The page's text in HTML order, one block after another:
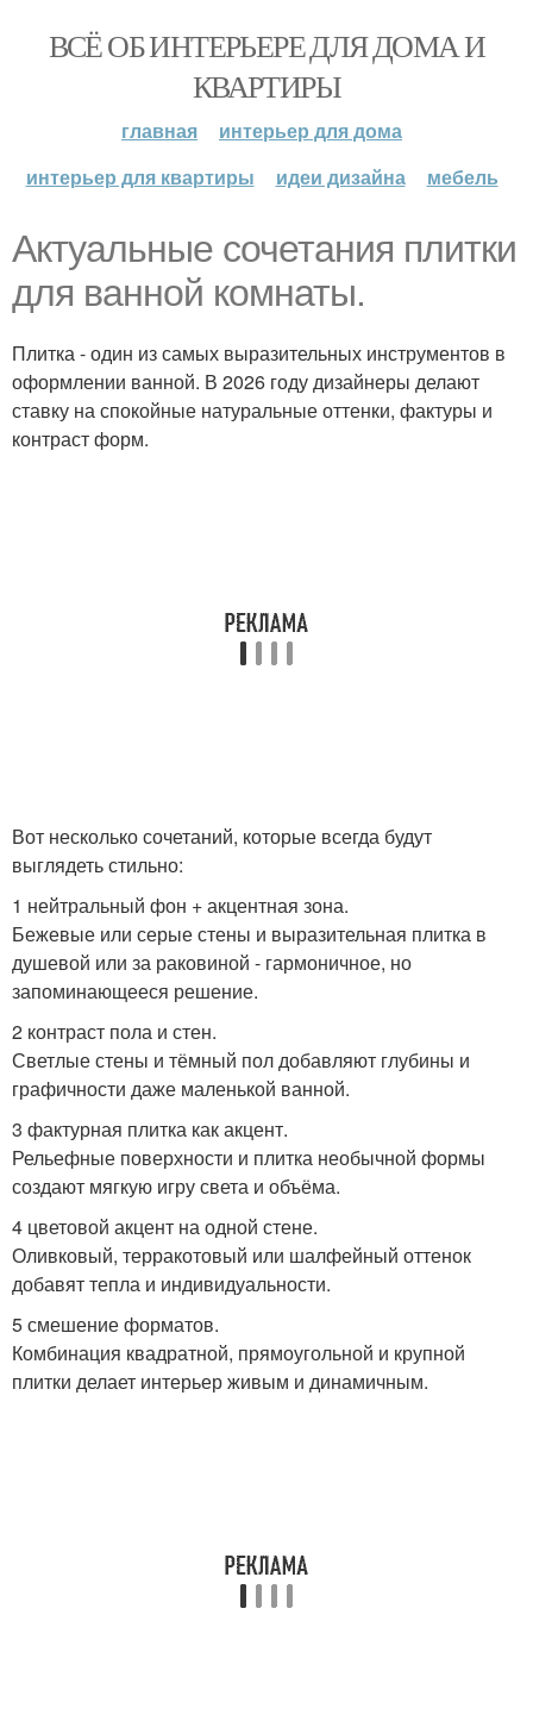
ВСЁ ОБ ИНТЕРЬЕРЕ ДЛЯ ДОМА И
КВАРТИРЫ
главная
интерьер для дома
интерьер для квартиры
идеи дизайна мебель
Актуальные сочетания плитки
для ванной комнаты.
Плитка - один из самых выразительных инструментов в
оформлении ванной. В 2026 году дизайнеры делают
ставку на спокойные натуральные оттенки, фактуры и
контраст форм.
Вот несколько сочетаний, которые всегда будут
выглядеть стильно:
1 нейтральный фон + акцентная зона.
Бежевые или серые стены и выразительная плитка в
душевой или за раковиной - гармоничное, но
запоминающееся решение.
2 контраст пола и стен.
Светлые стены и тёмный пол добавляют глубины и
графичности даже маленькой ванной.
3 фактурная плитка как акцент.
Рельефные поверхности и плитка необычной формы
создают мягкую игру света и объёма.
4 цветовой акцент на одной стене.
Оливковый, терракотовый или шалфейный оттенок
добавят тепла и индивидуальности.
5 смешение форматов.
Комбинация квадратной, прямоугольной и крупной
плитки делает интерьер живым и динамичным.